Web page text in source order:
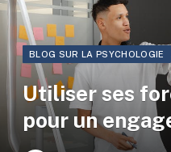
BLOG SUR LA PSYCHOLOGIE
Utiliser ses
pour un